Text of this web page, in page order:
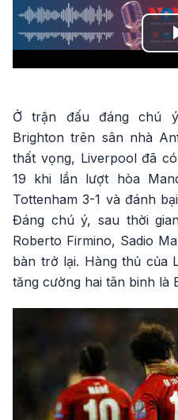
Ở trận đấu đáng chú
Brighton trên sân nhà
thất vọng, Liverpool đã
19 khi lần lượt hòa
Tottenham 3-1 và đánh
Đáng chú ý, sau thời
Roberto Firmino, Sadio
bàn trở lại. Hàng thủ của
tăng cường hai tân binh là